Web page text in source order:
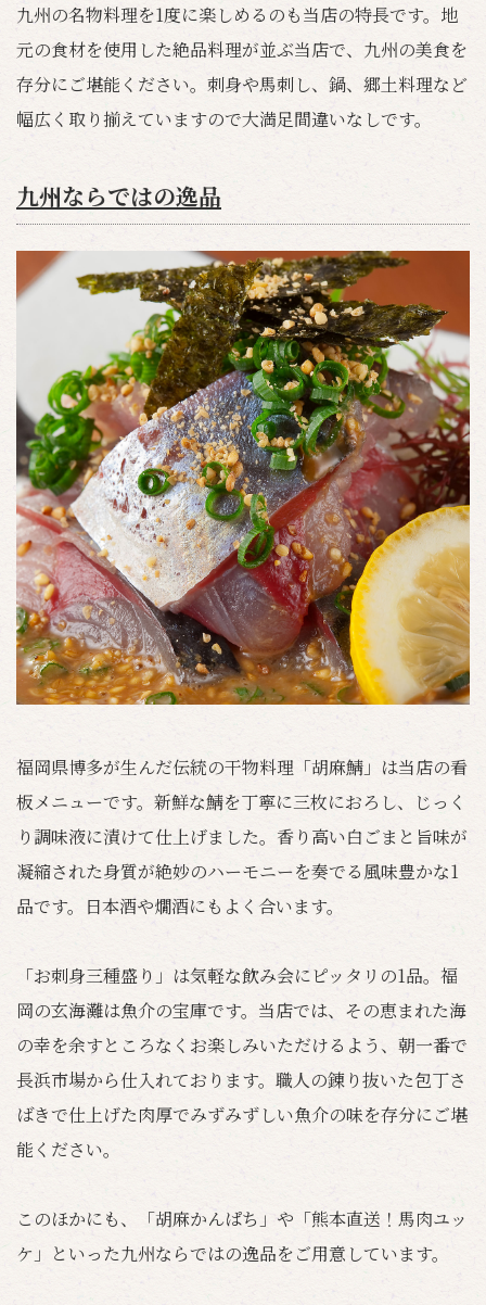
九州の名物料理を1度に楽しめるのも当店の特長です。地
元の食材を使用した絶品料理が並ぶ当店で、九州の美食を
存分にご堪能ください。刺身や馬刺し、鍋、郷土料理など
幅広く取り揃えていますので大満足間違いなしです。
九州ならではの逸品
福岡県博多が生んだ伝統の干物料理「胡麻鯖」は当店の看
板メニューです。新鮮な鯖を丁寧に三枚におろし、じっく
り調味液に漬けて仕上げました。香り高い白ごまと旨味が
凝縮された身質が絶妙のハーモニーを奏でる風味豊かな1
品です。日本酒や燗酒にもよく合います。
「お刺身三種盛り」は気軽な飲み会にピッタリの1品。福
岡の玄海灘は魚介の宝庫です。当店では、その恵まれた海
の幸を余すところなくお楽しみいただけるよう、朝一番で
長浜市場から仕入れております。職人の錬り抜いた包丁さ
ばきで仕上げた肉厚でみずみずしい魚介の味を存分にご堪
能ください。
このほかにも、「胡麻かんぱち」や「熊本直送！馬肉ユッ
ケ」といった九州ならではの逸品をご用意しています。